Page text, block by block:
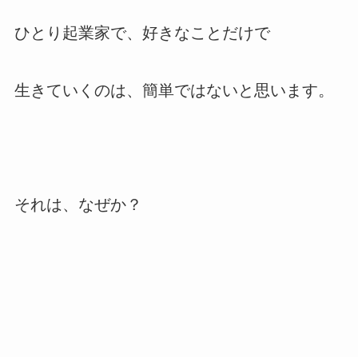
ひとり起業家で、好きなことだけで
生きていくのは、簡単ではないと思います。
それは、なぜか？